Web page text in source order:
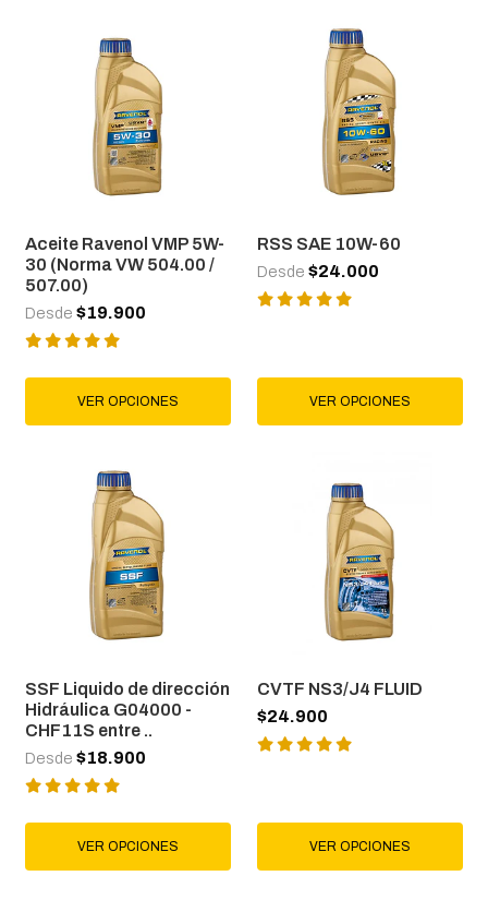
Aceite Ravenol VMP 5W-
30 (Norma VW 504.00 /
507.00)
Desde $19.900
VER OPCIONES
RSS SAE 10W-60
Desde $24.000
VER OPCIONES
SSF Liquido de dirección
Hidráulica G04000 -
CHF11S entre ..
Desde $18.900
VER OPCIONES
CVTF NS3/J4 FLUID
$24.900
VER OPCIONES